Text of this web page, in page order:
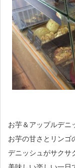
お芋＆アップルデニ
お芋の甘さとリンゴ
デニッシュがサクサ